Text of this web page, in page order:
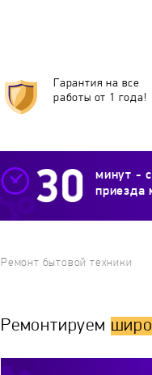
Гарантия на все
работы от 1 года!
минут -
приезда
Ремонт бытовой техники
Ремонтируем